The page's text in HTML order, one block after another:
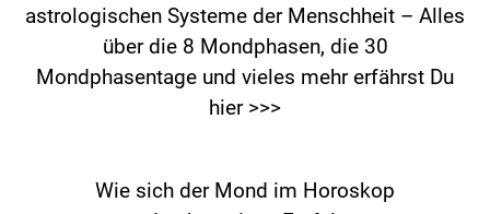
astrologischen Systeme der Menschheit – Alles
über die 8 Mondphasen, die 30
Mondphasentage und vieles mehr erfährst Du
hier >>>
Wie sich der Mond im Horoskop